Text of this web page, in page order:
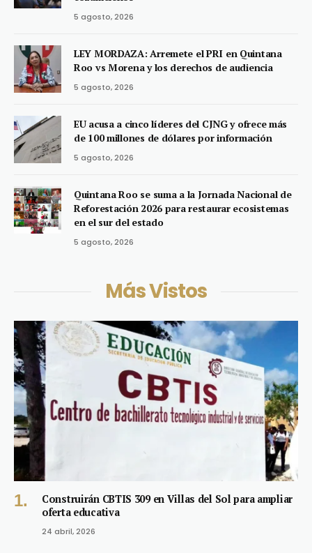
5 agosto, 2026
LEY MORDAZA: Arremete el PRI en Quintana
Roo vs Morena y los derechos de audiencia
5 agosto, 2026
EU acusa a cinco líderes del CJNG y ofrece más
de 100 millones de dólares por información
5 agosto, 2026
Quintana Roo se suma a la Jornada Nacional de
Reforestación 2026 para restaurar ecosistemas
en el sur del estado
5 agosto, 2026
Más Vistos
Construirán CBTIS 309 en Villas del Sol para ampliar
oferta educativa
24 abril, 2026